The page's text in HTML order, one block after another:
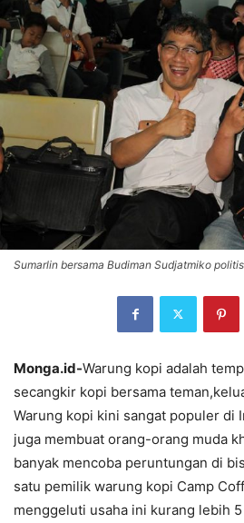
Sumarlin bersama Budiman Sudjatmiko
Monga.id-Warung kopi adalah
secangkir kopi bersama
Warung kopi kini sangat populer di
juga membuat orang-orang muda
banyak mencoba peruntungan di
satu pemilik warung kopi Camp
menggeluti usaha ini kurang lebih